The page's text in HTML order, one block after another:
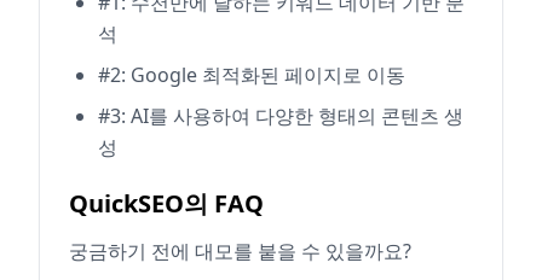
석
#2: Google 최적화된 페이지로 이동
#3: AI를 사용하여 다양한 형태의 콘텐츠 생
성
QuickSEO의 FAQ
궁금하기 전에 대모를 붙을 수 있을까요?